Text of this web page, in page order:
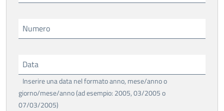
Numero
Data
Inserire una data nel formato anno, mese/anno o
giorno/mese/anno (ad esempio: 2005, 03/2005 o
07/03/2005)